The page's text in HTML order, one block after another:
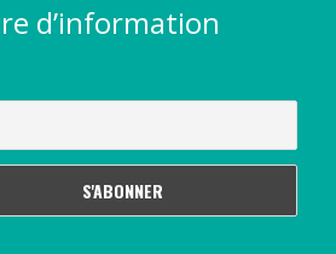
d’information